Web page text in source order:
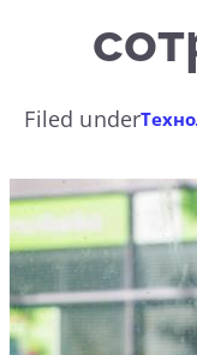
Filed under